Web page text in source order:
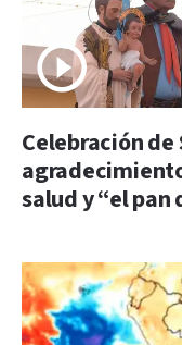
Celebración de
salud y “el pan